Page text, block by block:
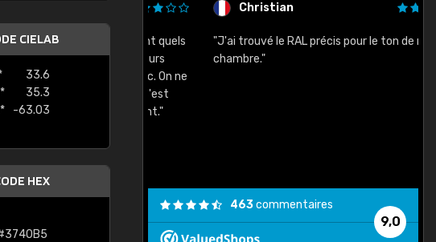
CIELAB
33.6
35.3
-63.03
HEX
de voir clairement quels
Il y a plusieurs
Design, etc. On ne
La livraison s'est
reçu me convient."
Christian
"J'ai trouvé le RAL précis pour le ton de ma
chambre."
9,0
463commentaires